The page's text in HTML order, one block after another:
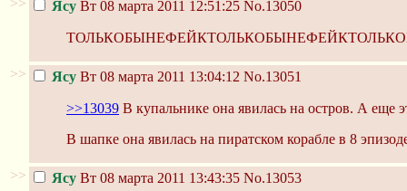
>> Ясу Вт 08 марта 2011 12:51:25 No.13050
>> Ясу Вт 08 марта 2011 13:04:12 No.13051
>>13039 В купальнике она явилась на остров. А еще
В шапке она явилась на пиратском корабле в 8
>> Ясу Вт 08 марта 2011 13:43:35 No.13053